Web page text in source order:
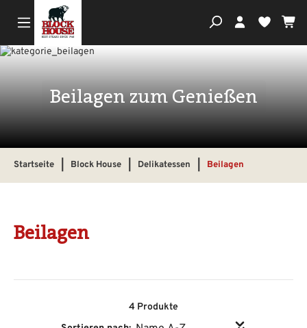
Du
Beilagen zum Genießen
Startseite Block House Delikatessen Beilagen
Beilagen
4 Produkte